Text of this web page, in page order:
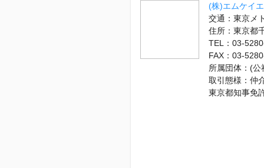
(株)エムケイ
交通：東京メ
住所：東京都
TEL：03-
FAX：03-
所属団体：(
取引態様：仲
東京都知事免